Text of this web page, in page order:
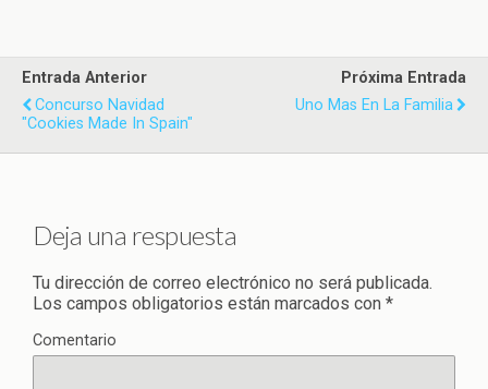
Entrada Anterior
Concurso Navidad
"Cookies Made In Spain"
Próxima Entrada
Uno Mas En La Familia
Deja una respuesta
Tu dirección de correo electrónico no será publicada.
Los campos obligatorios están marcados con *
Comentario